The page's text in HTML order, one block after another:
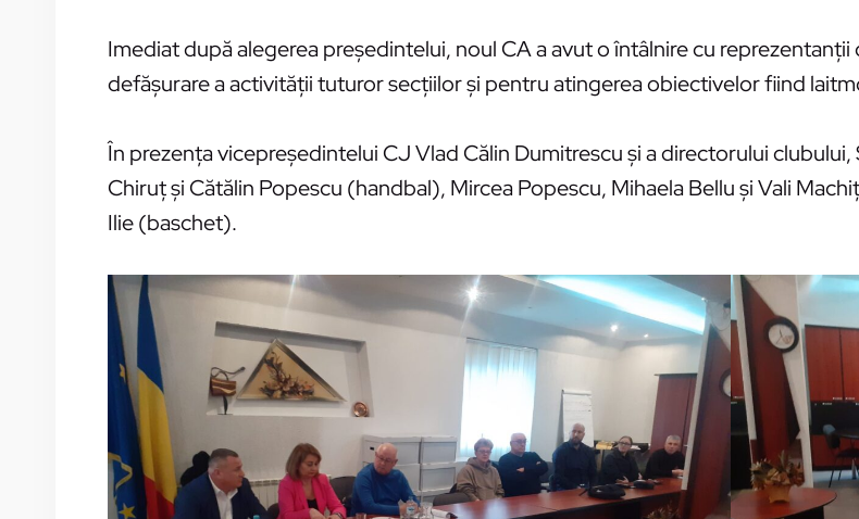
Imediat după alegerea preşedintelui, noul CA a avut o întâlnire cu
defăşurare a activităţii tuturor secţiilor şi pentru atingerea obiectivelor fiind
În prezenţa vicepreşedintelui CJ Vlad Călin Dumitrescu şi a directorului
Chiruţ şi Cătălin Popescu (handbal), Mircea Popescu, Mihaela Bellu şi Vali
Ilie (baschet).